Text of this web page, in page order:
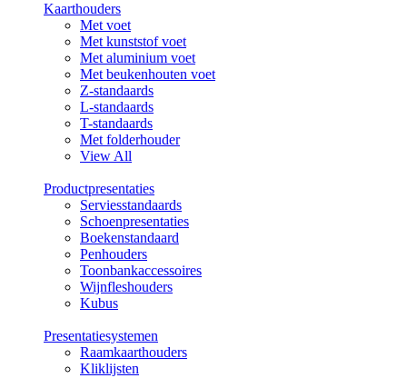
Kaarthouders
Met voet
Met kunststof voet
Met aluminium voet
Met beukenhouten voet
Z-standaards
L-standaards
T-standaards
Met folderhouder
View All
Productpresentaties
Serviesstandaards
Schoenpresentaties
Boekenstandaard
Penhouders
Toonbankaccessoires
Wijnfleshouders
Kubus
Presentatiesystemen
Raamkaarthouders
Kliklijsten